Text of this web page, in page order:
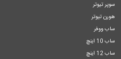
سوپر تیوتر
هورن تیوتر
ساب ووفر
ساب 10 اینچ
ساب 12 اینچ